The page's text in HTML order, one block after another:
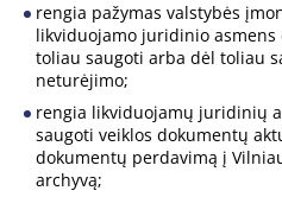
rengia pažymas valstybės
likviduojamo juridinio
toliau saugoti arba dėl toliau
neturėjimo;
rengia likviduojamų juridinių
saugoti veiklos dokumentų
dokumentų perdavimą į
archyvą;